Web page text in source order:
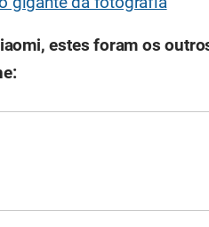
estes foram os